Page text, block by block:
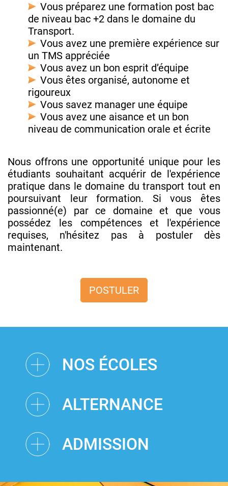
Vous préparez une formation post bac
de niveau bac +2 dans le domaine du
Transport.
Vous avez une première expérience sur
un TMS appréciée
Vous avez un bon esprit d’équipe
Vous êtes organisé, autonome et
rigoureux
Vous savez manager une équipe
Vous avez une aisance et un bon
niveau de communication orale et écrite
Nous offrons une opportunité unique pour les
étudiants souhaitant acquérir de l'expérience
pratique dans le domaine du transport tout en
poursuivant leur formation. Si vous êtes
passionné(e) par ce domaine et que vous
possédez les compétences et l'expérience
requises, n'hésitez pas à postuler dès
maintenant.
POSTULER
NOS ÉCOLES
ALTERNANCE
ADMISSION